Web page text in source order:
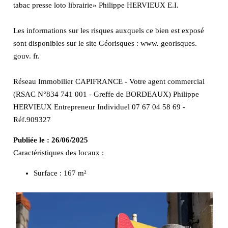
tabac presse loto librairie» Philippe HERVIEUX E.I.
Les informations sur les risques auxquels ce bien est exposé
sont disponibles sur le site Géorisques : www. georisques.
gouv. fr.
Réseau Immobilier CAPIFRANCE - Votre agent commercial
(RSAC N°834 741 001 - Greffe de BORDEAUX) Philippe
HERVIEUX Entrepreneur Individuel 07 67 04 58 69 -
Réf.909327
Publiée le : 26/06/2025
Caractéristiques des locaux :
Surface : 167 m²